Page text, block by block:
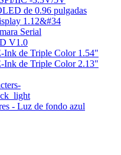
de 0.96 pulgadas
1.12&#34
Serial
V1.0
Ink de Triple Color 1.54"
Ink de Triple Color 2.13"
- Luz de fondo azul